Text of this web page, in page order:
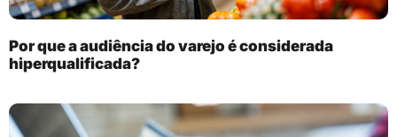
Por que a audiência do varejo é considerada
hiperqualificada?